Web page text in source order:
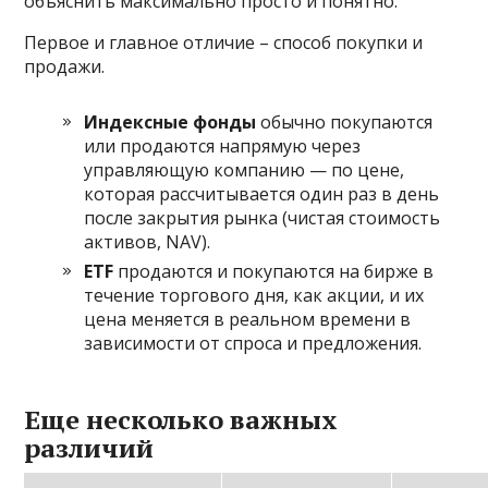
Первое и главное отличие – способ покупки и
продажи.
Индексные фонды обычно покупаются
или продаются напрямую через
управляющую компанию — по цене,
которая рассчитывается один раз в день
после закрытия рынка (чистая стоимость
активов, NAV).
ETF продаются и покупаются на бирже в
течение торгового дня, как акции, и их
цена меняется в реальном времени в
зависимости от спроса и предложения.
Еще несколько важных
различий